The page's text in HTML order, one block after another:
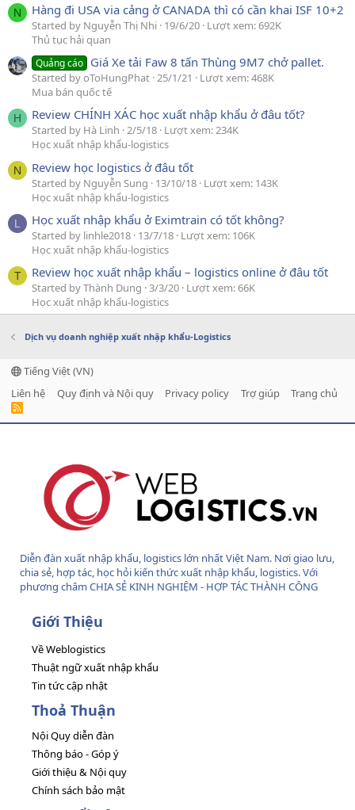
N Hàng đi USA via cảng ở CANADA thì có cần khai ISF 10+2
Started by Nguyễn Thị Nhi 19/6/20 Lượt xem: 692K
Thủ tục hải quan
Quảng cáo Giá Xe tải Faw 8 tấn Thùng 9M7 chở pallet.
Started by oToHungPhat 25/1/21
Lượt xem: 468K
Mua bán quốc tế
H Review CHÍNH XÁC học xuất nhập khẩu ở đâu tốt?
Started by Hà Linh 2/5/18 Lượt xem: 234K
Học xuất nhập khẩu-logistics
N Review học logistics ở đâu tốt
Started by Nguyễn Sung 13/10/18 Lượt xem: 143K
Học xuất nhập khẩu-logistics
L Học xuất nhập khẩu ở Eximtrain có tốt không?
Started by linhle2018 13/7/18 Lượt xem: 106K
Học xuất nhập khẩu-logistics
T Review học xuất nhập khẩu – logistics online ở đâu tốt
Started by Thành Dung 3/3/20 Lượt xem: 66K
Học xuất nhập khẩu-logistics
Dịch vụ doanh nghiệp xuất nhập khẩu-Logistics
Tiếng Việt (VN)
Liên hệ
Quy định và Nội quy Privacy policy Trợ giúp Trang chủ
R
Diễn đàn xuất nhập khẩu, logistics lớn nhất Việt Nam. Nơi giao lưu,
chia sẻ, hợp tác, học hỏi kiến thức xuất nhập khẩu, logistics. Với
phương châm CHIA SẺ KINH NGHIỆM - HỢP TÁC THÀNH CÔNG
Giới Thiệu
Về Weblogistics
Thuật ngữ xuất nhập khẩu
Tin tức cập nhật
Thoả Thuận
Nội Quy diễn đàn
Thông báo - Góp ý
Giới thiệu & Nội quy
Chính sách bảo mật